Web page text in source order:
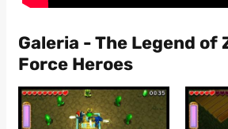
Galeria - The Legend of
Force Heroes